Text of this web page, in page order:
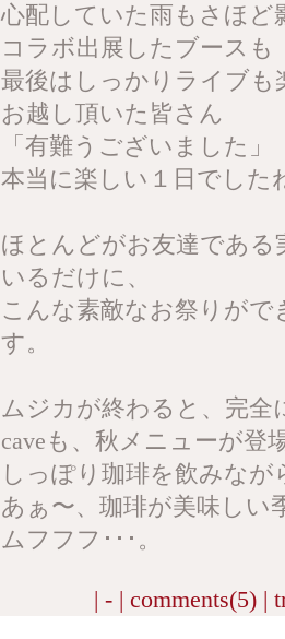
心配していた雨もさほど
コラボ出展したブースも
最後はしっかりライブも
お越し頂いた皆さん
「有難うございました」
本当に楽しい１日でした
ほとんどがお友達である
いるだけに、
こんな素敵なお祭りが
す。
ムジカが終わると、完全
caveも、秋メニューが登
しっぽり珈琲を飲みなが
あぁ〜、珈琲が美味しい
ムフフフ･･･。
| - | comments(5) |